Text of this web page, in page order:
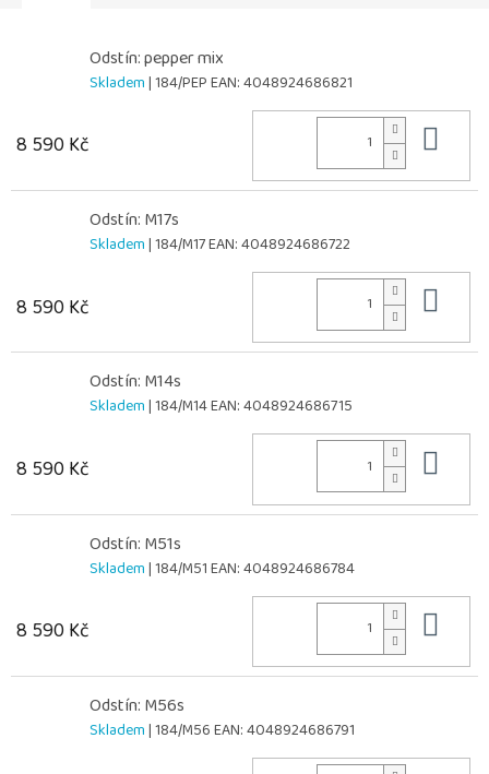
Odstín: pepper mix
Skladem| 184/PEPEAN:4048924686821
8 590 Kč
Odstín: M17s
Skladem| 184/M17EAN:4048924686722
8 590 Kč
Odstín: M14s
Skladem| 184/M14EAN:4048924686715
8 590 Kč
Odstín: M51s
Skladem| 184/M51EAN:4048924686784
8 590 Kč
Odstín: M56s
Skladem| 184/M56EAN:4048924686791